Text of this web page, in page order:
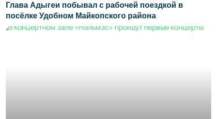
Глава Адыгеи побывал с рабочей поездкой в
посёлке Удобном Майкопского района